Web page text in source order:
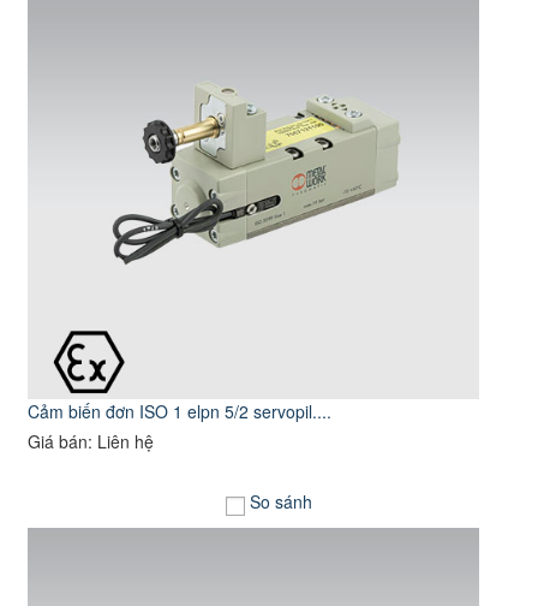
Cảm biến đơn ISO 1 elpn 5/2 servopil....
Giá bán: Liên hệ
So sánh